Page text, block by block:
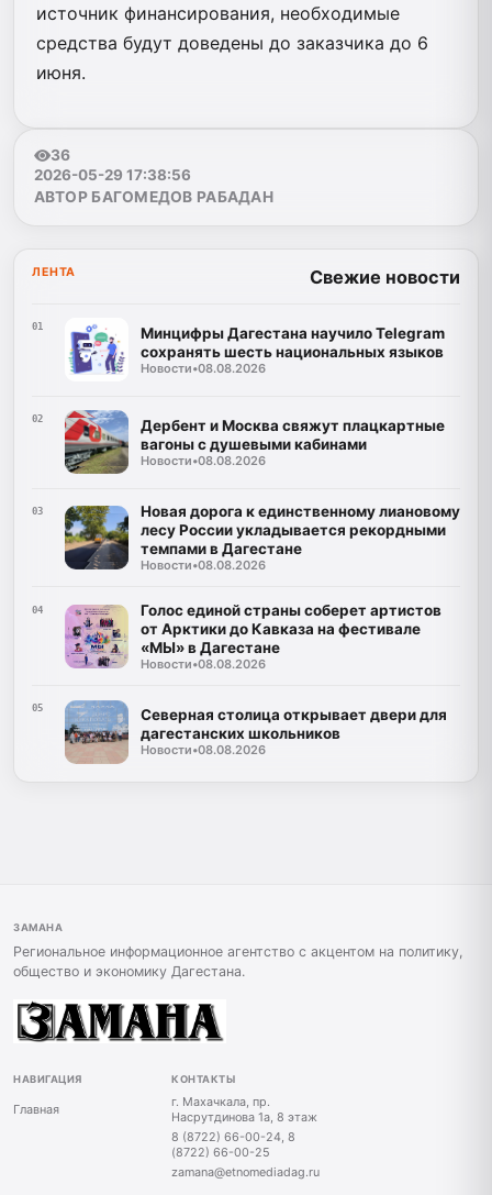
источник финансирования, необходимые
средства будут доведены до заказчика до 6
июня.
36
2026-05-29 17:38:56
АВТОР БАГОМЕДОВ РАБАДАН
ЛЕНТА Свежие новости
01
Минцифры Дагестана научило Telegram
сохранять шесть национальных языков
Новости•08.08.2026
02
Дербент и Москва свяжут плацкартные
вагоны с душевыми кабинами
Новости•08.08.2026
03
Новая дорога к единственному лиановому
лесу России укладывается рекордными
темпами в Дагестане
Новости•08.08.2026
04
Голос единой страны соберет артистов
от Арктики до Кавказа на фестивале
«МЫ» в Дагестане
Новости•08.08.2026
05
Северная столица открывает двери для
дагестанских школьников
Новости•08.08.2026
ЗАМАНА
Региональное информационное агентство с акцентом на политику,
общество и экономику Дагестана.
НАВИГАЦИЯ
Главная
КОНТАКТЫ
г. Махачкала, пр.
Насрутдинова 1а, 8 этаж
8 (8722) 66-00-24, 8
(8722) 66-00-25
zamana@etnomediadag.ru